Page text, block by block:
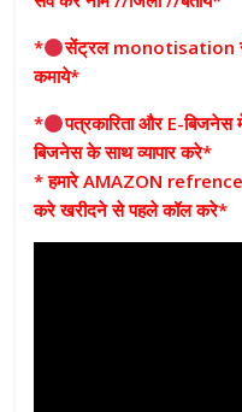
*
सेंट्रल monotisation से
कमाये*
*
पत्रकारिता और E-
बिजनेस के साथ व्यापार करे*
* हमारे AMAZON refrence
करे खरीदने से पहले कॉल करे*